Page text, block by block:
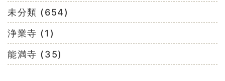
未分類 (654)
浄業寺 (1)
能満寺 (35)